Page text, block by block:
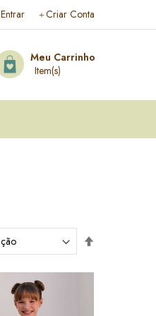
Entrar Criar Conta
Meu Carrinho